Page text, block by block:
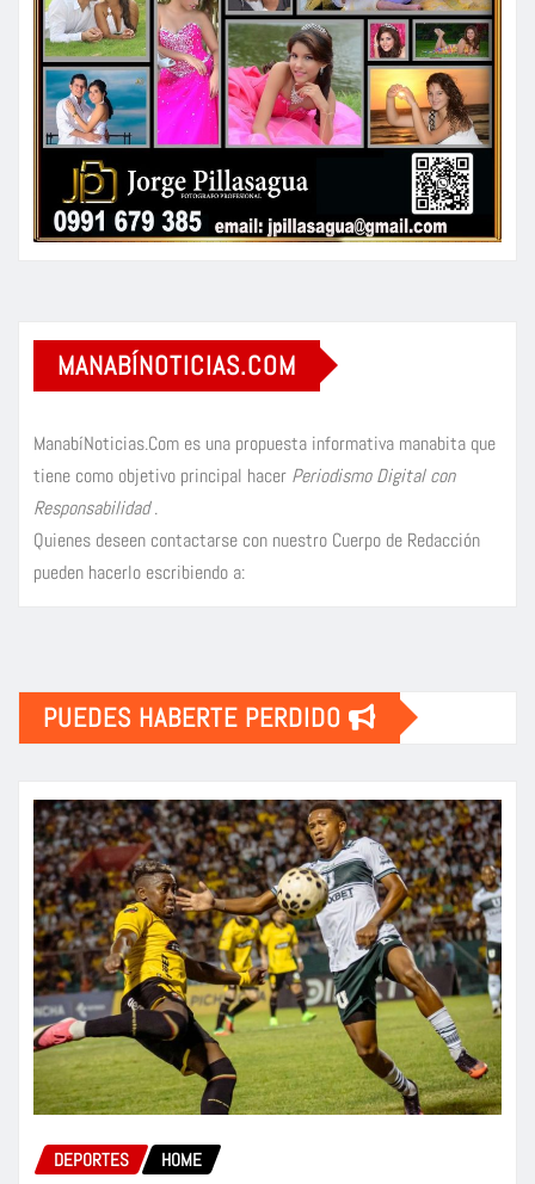
MANABÍNOTICIAS.COM
ManabíNoticias.Com es una propuesta informativa manabita que
tiene como objetivo principal hacer Periodismo Digital con
Responsabilidad.
Quienes deseen contactarse con nuestro Cuerpo de Redacción
pueden hacerlo escribiendo a:
PUEDES HABERTE PERDIDO
DEPORTES HOME